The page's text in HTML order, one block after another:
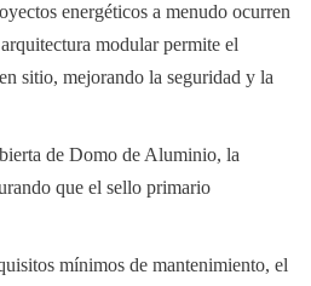
energéticos a menudo ocurren
modular permite el
sitio, mejorando la seguridad y la
de Domo de Aluminio, la
que el sello primario
mínimos de mantenimiento, el